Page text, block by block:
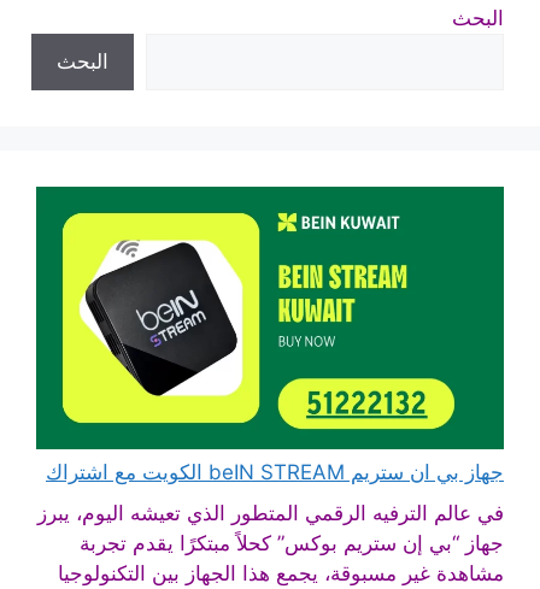
البحث
البحث
جهاز بي ان ستريم beIN STREAM الكويت مع اشتراك
في عالم الترفيه الرقمي المتطور الذي تعيشه اليوم، يبرز
جهاز “بي إن ستريم بوكس” كحلاً مبتكرًا يقدم تجربة
مشاهدة غير مسبوقة، يجمع هذا الجهاز بين التكنولوجيا